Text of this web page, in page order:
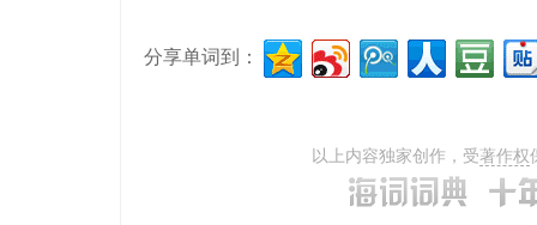
分享单词到：
以上内容独家创作，受著作权